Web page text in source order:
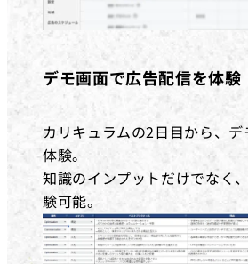
デモ画面で広告配信を体験
カリキュラムの2日目から、
体験。
知識のインプットだけでなく
験可能。